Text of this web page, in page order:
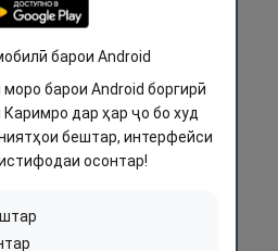
барои Android
барои Android боргирӣ
дар ҳар ҷо бо худ
бештар, интерфейси
осонтар!